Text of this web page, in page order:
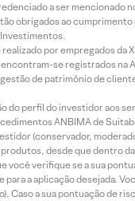
a ser mencionado
obrigados ao
Investimentos.
por empregados da
se registrados
de patrimônio de
do perfil do investidor aos
ANBIMA de
(conservador,
desde que dentro
verifique se a sua
a aplicação desejada.
Caso a sua pontuação de